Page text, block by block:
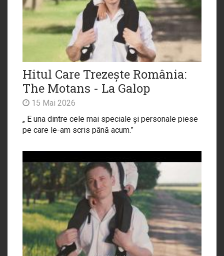
Hitul Care Trezește România:
The Motans - La Galop
15 Mai 2026
„ E una dintre cele mai speciale și personale piese
pe care le-am scris până acum.”